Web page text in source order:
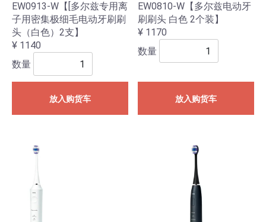
EW0913-W【[多尔兹专用离
子用密集极细毛电动牙刷刷
头（白色）2支】
¥ 1140
数量
放入购货车
EW0810-W【多尔兹电动牙
刷刷头 白色 2个装】
¥ 1170
数量
放入购货车